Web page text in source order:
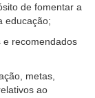
de fomentar a
educação;
e recomendados
metas,
ao